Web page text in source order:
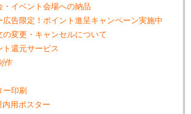
・イベント会場への納品
広告限定！ポイント進呈キャンペーン実施中
の変更・キャンセルについて
ト還元サービス
作
ー印刷
内用ポスター